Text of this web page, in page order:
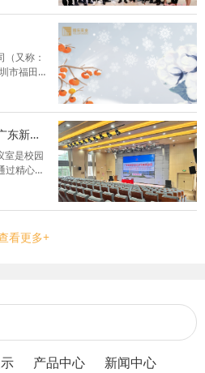
墨重彩的
...
（又称：
市福田区
计、安
融、文旅
东新安
室是校园
过精心的
为师生
。雅乐实
看更多+
产品中心
新闻中心